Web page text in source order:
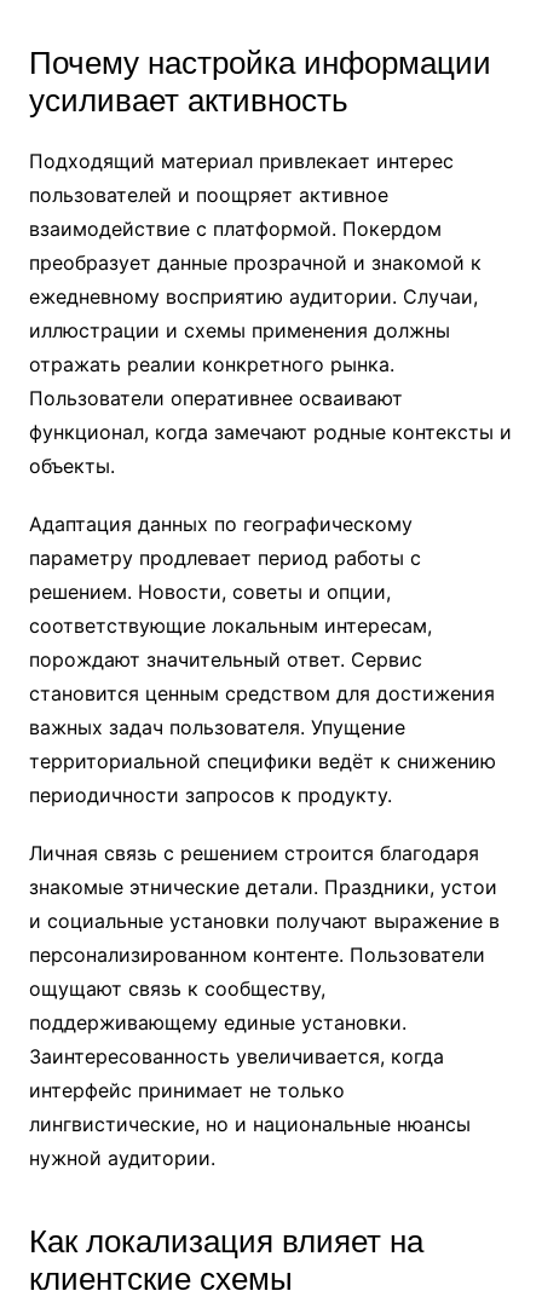
Почему настройка информации
усиливает активность
Подходящий материал привлекает интерес
пользователей и поощряет активное
взаимодействие с платформой. Покердом
преобразует данные прозрачной и знакомой к
ежедневному восприятию аудитории. Случаи,
иллюстрации и схемы применения должны
отражать реалии конкретного рынка.
Пользователи оперативнее осваивают
функционал, когда замечают родные контексты и
объекты.
Адаптация данных по географическому
параметру продлевает период работы с
решением. Новости, советы и опции,
соответствующие локальным интересам,
порождают значительный ответ. Сервис
становится ценным средством для достижения
важных задач пользователя. Упущение
территориальной специфики ведёт к снижению
периодичности запросов к продукту.
Личная связь с решением строится благодаря
знакомые этнические детали. Праздники, устои
и социальные установки получают выражение в
персонализированном контенте. Пользователи
ощущают связь к сообществу,
поддерживающему единые установки.
Заинтересованность увеличивается, когда
интерфейс принимает не только
лингвистические, но и национальные нюансы
нужной аудитории.
Как локализация влияет на
клиентские схемы